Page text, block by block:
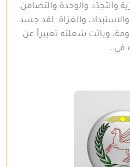
والتجدّد والوحدة والتضامن.
والغزاة. لقد جسد
وباتت شعلته تعبيراً عن
في…